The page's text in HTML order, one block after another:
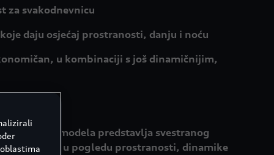
za svakodnevnicu
daju osjećaj prostranosti, danju i noću
u kombinaciji s još dinamičnijim,
uspješnog modela predstavlja svestranog
standarde u pogledu prostranosti, dinamike